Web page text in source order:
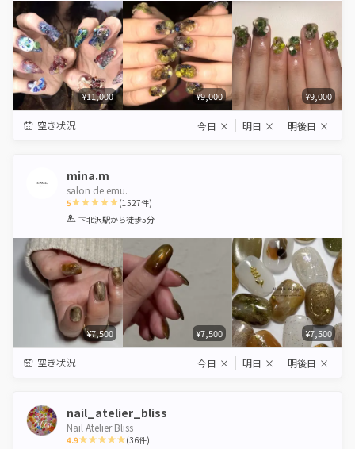
¥11,000 ¥9,000 ¥9,000
空き状況 今日 × 明日 × 明後日 ×
mina.m
salon de emu.
5
1 2 3 4 5
(1527件)
下北沢駅から徒歩5分
¥7,500 ¥7,500 ¥7,500
空き状況 今日 × 明日 × 明後日 ×
nail_atelier_bliss
Nail Atelier Bliss
4.9 (36件)